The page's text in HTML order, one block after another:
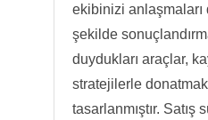
ekibinizi anlaşmaları
şekilde
duydukları araçlar,
stratejilerle
tasarlanmıştır. Satış